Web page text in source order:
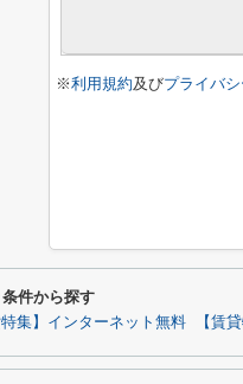
※利用規約及びプライバ
件から探す
特集】インターネット無料 【賃